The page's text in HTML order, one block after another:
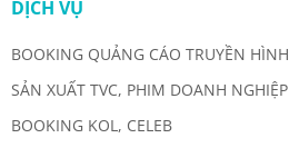
DỊCH VỤ
BOOKING QUẢNG CÁO TRUYỀN HÌNH
SẢN XUẤT TVC, PHIM DOANH NGHIỆP
BOOKING KOL, CELEB